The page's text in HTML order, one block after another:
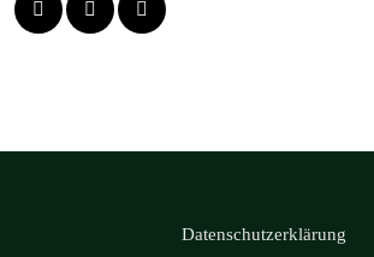
Datenschutzerklärung